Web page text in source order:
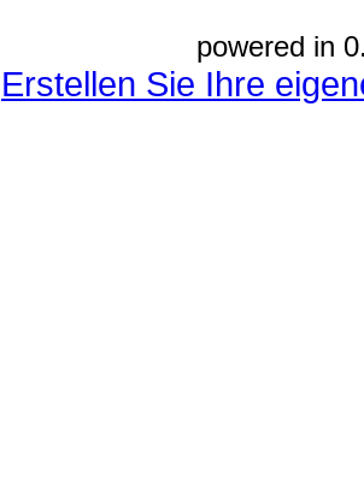
powered in
Erstellen Sie Ihre